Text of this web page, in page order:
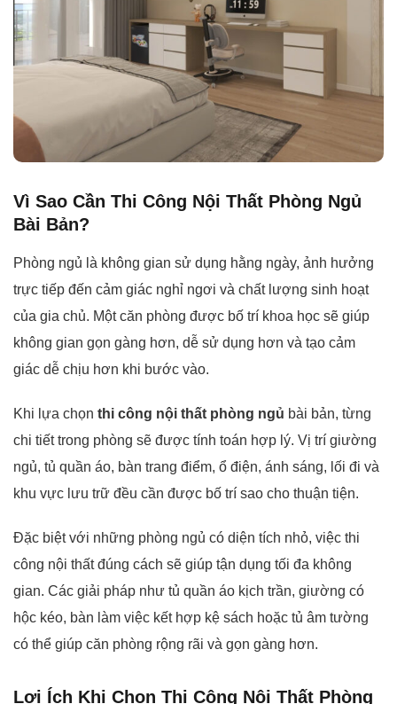
Vì Sao Cần Thi Công Nội Thất Phòng Ngủ
Bài Bản?
Phòng ngủ là không gian sử dụng hằng ngày, ảnh hưởng
trực tiếp đến cảm giác nghỉ ngơi và chất lượng sinh hoạt
của gia chủ. Một căn phòng được bố trí khoa học sẽ giúp
không gian gọn gàng hơn, dễ sử dụng hơn và tạo cảm
giác dễ chịu hơn khi bước vào.
Khi lựa chọn thi công nội thất phòng ngủ bài bản, từng
chi tiết trong phòng sẽ được tính toán hợp lý. Vị trí giường
ngủ, tủ quần áo, bàn trang điểm, ổ điện, ánh sáng, lối đi và
khu vực lưu trữ đều cần được bố trí sao cho thuận tiện.
Đặc biệt với những phòng ngủ có diện tích nhỏ, việc thi
công nội thất đúng cách sẽ giúp tận dụng tối đa không
gian. Các giải pháp như tủ quần áo kịch trần, giường có
hộc kéo, bàn làm việc kết hợp kệ sách hoặc tủ âm tường
có thể giúp căn phòng rộng rãi và gọn gàng hơn.
Lợi Ích Khi Chọn Thi Công Nội Thất Phòng